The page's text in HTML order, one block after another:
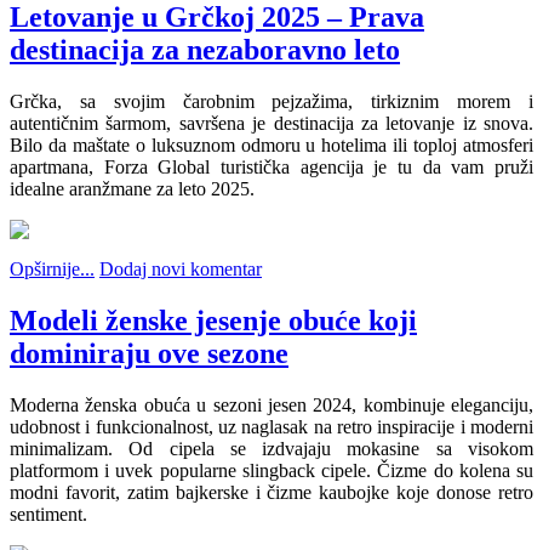
Letovanje u Grčkoj 2025 – Prava
destinacija za nezaboravno leto
Grčka, sa svojim čarobnim pejzažima, tirkiznim morem i
autentičnim šarmom, savršena je destinacija za letovanje iz snova.
Bilo da maštate o luksuznom odmoru u hotelima ili toploj atmosferi
apartmana, Forza Global turistička agencija je tu da vam pruži
idealne aranžmane za leto 2025.
Opširnije... Dodaj novi komentar
Modeli ženske jesenje obuće koji
dominiraju ove sezone
Moderna ženska obuća u sezoni jesen 2024, kombinuje eleganciju,
udobnost i funkcionalnost, uz naglasak na retro inspiracije i moderni
minimalizam. Od cipela se izdvajaju mokasine sa visokom
platformom i uvek popularne slingback cipele. Čizme do kolena su
modni favorit, zatim bajkerske i čizme kaubojke koje donose retro
sentiment.